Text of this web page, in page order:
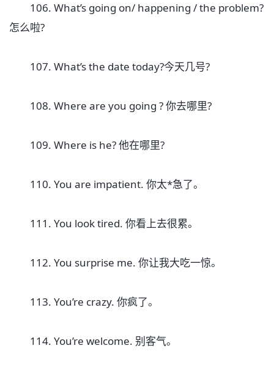
106. What’s going on/ happening / the problem?
怎么啦?
107. What’s the date today?今天几号?
108. Where are you going ? 你去哪里?
109. Where is he? 他在哪里?
110. You are impatient. 你太*急了。
111. You look tired. 你看上去很累。
112. You surprise me. 你让我大吃一惊。
113. You’re crazy. 你疯了。
114. You’re welcome. 别客气。